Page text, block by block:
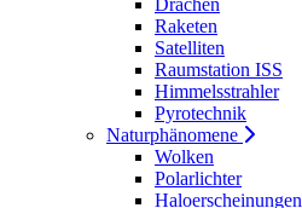
Drachen
Raketen
Satelliten
Raumstation ISS
Himmelsstrahler
Pyrotechnik
Naturphänomene
Wolken
Polarlichter
Haloerscheinungen